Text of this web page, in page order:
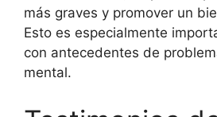
más graves y promover un
Esto es especialmente
con antecedentes de
mental.